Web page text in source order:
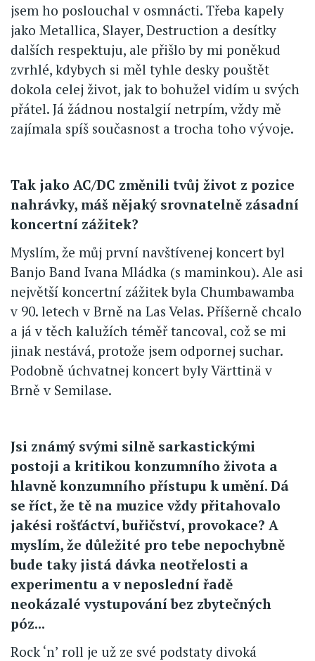
jsem ho poslouchal v osmnácti. Třeba kapely
jako Metallica, Slayer, Destruction a desítky
dalších respektuju, ale přišlo by mi poněkud
zvrhlé, kdybych si měl tyhle desky pouštět
dokola celej život, jak to bohužel vidím u svých
přátel. Já žádnou nostalgií netrpím, vždy mě
zajímala spíš současnost a trocha toho vývoje.
Tak jako AC/DC změnili tvůj život z pozice
nahrávky, máš nějaký srovnatelně zásadní
koncertní zážitek?
Myslím, že můj první navštívenej koncert byl
Banjo Band Ivana Mládka (s maminkou). Ale asi
největší koncertní zážitek byla Chumbawamba
v 90. letech v Brně na Las Velas. Příšerně chcalo
a já v těch kalužích téměř tancoval, což se mi
jinak nestává, protože jsem odpornej suchar.
Podobně úchvatnej koncert byly Värttinä v
Brně v Semilase.
Jsi známý svými silně sarkastickými
postoji a kritikou konzumního života a
hlavně konzumního přístupu k umění. Dá
se říct, že tě na muzice vždy přitahovalo
jakési rošťáctví, buřičství, provokace? A
myslím, že důležité pro tebe nepochybně
bude taky jistá dávka neotřelosti a
experimentu a v neposlední řadě
neokázalé vystupování bez zbytečných
póz...
Rock ‘n’ roll je už ze své podstaty divoká